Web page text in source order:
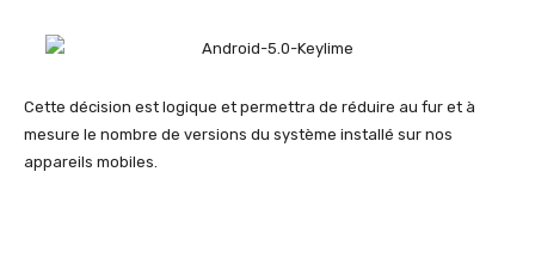
Cette décision est logique et permettra de réduire au fur et à
mesure le nombre de versions du système installé sur nos
appareils mobiles.